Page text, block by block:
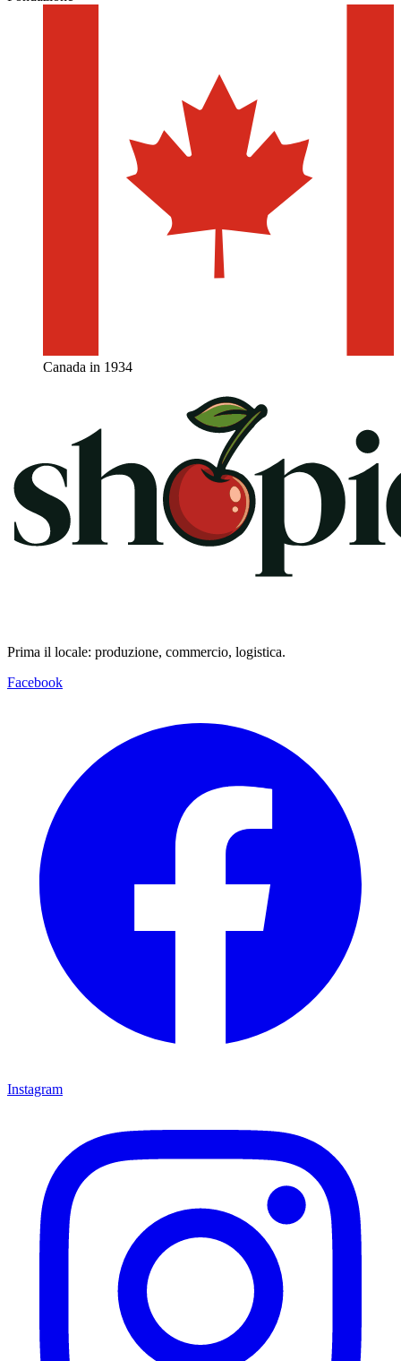
Canada in 1934
Prima il locale: produzione, commercio, logistica.
Facebook
Instagram